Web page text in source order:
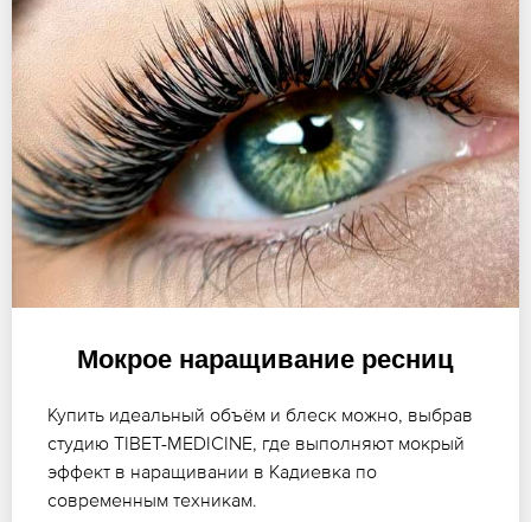
Мокрое наращивание ресниц
Купить идеальный объём и блеск можно, выбрав
студию TIBET-MEDICINE, где выполняют мокрый
эффект в наращивании в Кадиевка по
современным техникам.